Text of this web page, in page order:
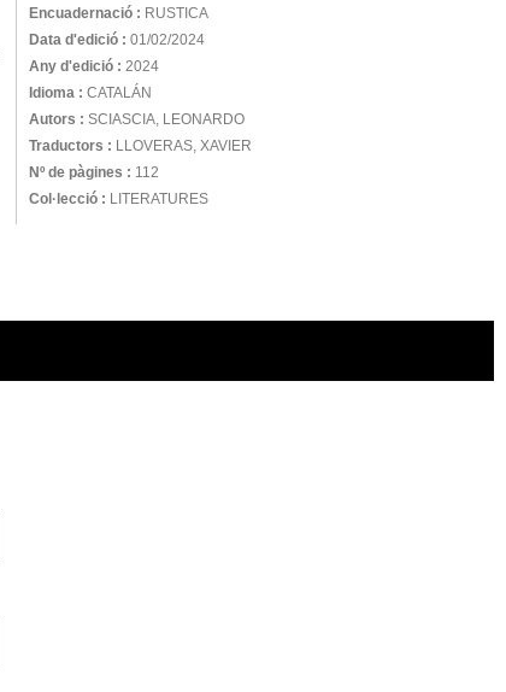
Encuadernació : RUSTICA
Data d'edició : 01/02/2024
Any d'edició : 2024
Idioma : CATALÁN
Autors : SCIASCIA, LEONARDO
Traductors : LLOVERAS, XAVIER
Nº de pàgines : 112
Col·lecció : LITERATURES